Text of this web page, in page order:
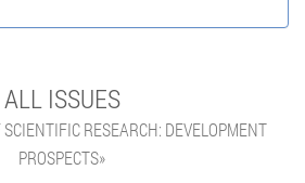
ALL ISSUES
RESEARCH: DEVELOPMENT
PROSPECTS»